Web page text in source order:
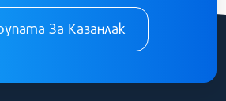
За Казанлак